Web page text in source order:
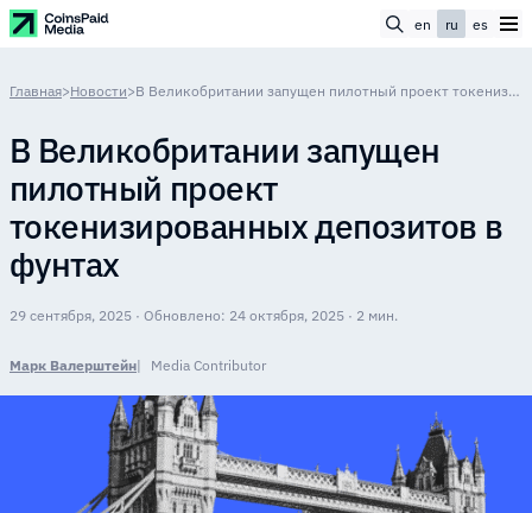
en ru es
Главная>Новости> В Великобритании запущен пилотный проект токенизированных депозитов в фунтах
В Великобритании запущен
пилотный проект
токенизированных депозитов в
фунтах
29 сентября, 2025 · Обновлено: 24 октября, 2025 · 2 мин.
Марк Валерштейн Media Contributor